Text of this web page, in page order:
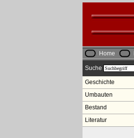
Home
Suche
Geschichte
Umbauten
Bestand
Literatur